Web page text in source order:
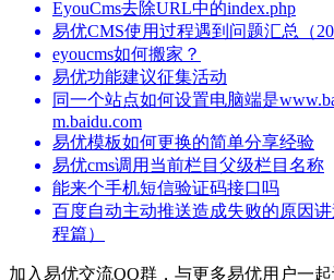
EyouCms去除URL中的index.php
易优CMS使用过程遇到问题汇总（
eyoucms如何搬家？
易优功能建议征集活动
同一个站点如何设置电脑端是
m.baidu.com
易优模板如何更换的简单分享经验
易优cms调用当前栏目父级栏目名称
能来个手机短信验证码接口吗
百度自动主动推送造成失败的原因
程篇）
加入易优交流QQ群，与更多易优用户一